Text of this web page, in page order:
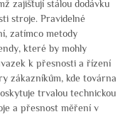
zajišťují stálou dodávku
stroje. Pravidelné
zatímco metody
které by mohly
k přesnosti a řízení
zákazníkům, kde továrna
trvalou technickou
a přesnost měření v